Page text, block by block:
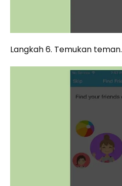
Langkah 6. Temukan teman.